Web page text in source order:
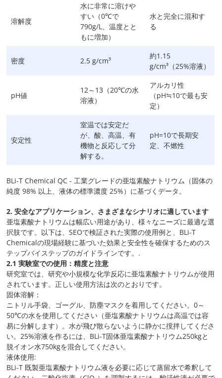
溶解度
水に非常に溶けや
すい（0℃で
790g/L、温度とと
もに増加）
水と完全に混和す
る
密度 2.5 g/cm³
約1.15
g/cm³（25%溶液）
pH値
12～13（20℃の水
溶液）
アルカリ性
（pH≒10で最も安
定）
安定性
室温では安定だ
が、酸、高温、有
機物と反応して分
解する。
pH=10で長期安
定、不燃性
BLi-T Chemical QC - 工業グレードの亜塩素酸ナトリウム（固体の
純度 98% 以上、液体の標準濃度 25%）に基づくデータ。
2. 安全なアプリケーション、さまざまなシナリオに適しています
亜塩素酸ナトリウムは幅広い用途があり、様々なニーズに最適な選
択肢です。以下は、SEOで検証された実際の使用例と、BLi-T
Chemicalの現場経験に基づいた効果と安全性を確保するためのス
テップバイステップのガイドラインです。.
2.1 実験室での使用：精度と注意
研究室では、研究や小規模な化学反応に亜塩素酸ナトリウムが使用
されています。正しい使用方法は次のとおりです。
固体溶解：
ニトリル手袋、ゴーグル、防塵マスクを着用してください。0～
50℃の水を使用してください（亜塩素酸ナトリウムは高温では容
易に分解します）。水が飛び散らないように静かに撹拌してくださ
い。25%溶液を作るには、BLi-T固体亜塩素酸ナトリウム250kgと
脱イオン水750kgを混合してください。
液体使用:
BLi-T 既製亜塩素酸ナトリウム液を必要に応じて蒸留水で希釈して